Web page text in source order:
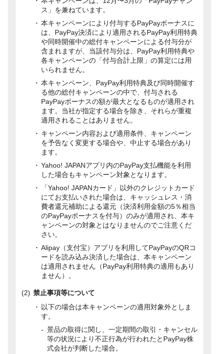
ス」を兼ねています。
本キャンペーンにより付与するPayPayボーナスに
は、PayPay決済により適用されるPayPay利用特典
や同時開催中の総付キャンペーンによる付与分が
含まれますが、当該付与分は、PayPay利用特典や
各キャンペーンの「付与合計上限」の算定には用
いられません。
本キャンペーン、PayPay利用特典及び同時開催す
る他の総付キャンペーンの中で、付与される
PayPayボーナスの額が最大となるものが適用され
ます。当社が指定する場合を除き、それらが重複
適用されることはありません。
キャンペーン内容および適用条件、キャンペーン
を予告なく変更する場合や、中止する場合があり
ます。
Yahoo! JAPANアプリ内のPayPay支払機能を利用
した場合もキャンペーン対象となります。
「Yahoo! JAPANカード」以外のクレジットカード
にてお支払いされた場合は、キャッシュレス・消
費者還元補助による還元（決済利用金額の5％相当
のPayPayボーナスを付与）のみが適用され、本キ
ャンペーンの対象とはなりませんのでご注意くだ
さい。
Alipay（支付宝）アプリを利用してPayPayのQRコ
ードを読み込み決済した場合は、本キャンペーン
は適用されません（PayPay利用特典の適用もあり
ません）。
禁止事項等について
以下の場合は本キャンペーンの適用対象外としま
す。
景品の取得に関し、一定期間の取引・キャンセル
等の状況により不正行為が行われたとPayPay株
式会社が判断した場合。